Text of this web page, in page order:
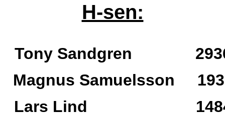
H-sen:
Tony Sandgren
Samuelsson
Lars Lind 1484